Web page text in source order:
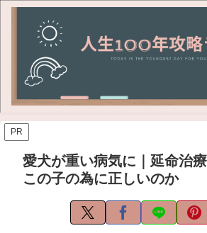
PR
愛犬が重い病気に｜延命治
この子の為に正しいのか